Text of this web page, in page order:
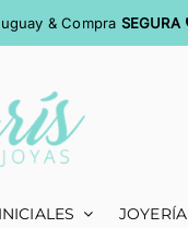
& Compra SEGURA
JOYERÍA